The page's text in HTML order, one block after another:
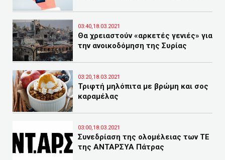
03:40,18.03.2021
Θα χρειαστούν «αρκετές γενιές» για
την ανοικοδόμηση της Συρίας
03:20,18.03.2021
Τριφτή μηλόπιτα με βρώμη και σος
καραμέλας
03:00,18.03.2021
Συνεδρίαση της ολομέλειας των ΤΕ
της ΑΝΤΑΡΣΥΑ Πάτρας